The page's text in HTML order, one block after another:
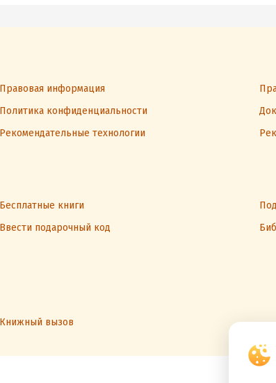
Правовая информация
Политика конфиденциальности
Рекомендательные технологии
Бесплатные книги
Ввести подарочный код
Книжный вызов